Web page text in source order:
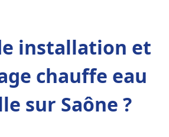
installation et
chauffe eau
sur Saône ?